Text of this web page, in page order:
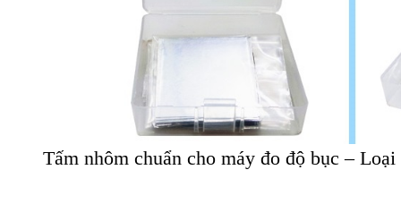
Tấm nhôm chuẩn cho máy đo độ bục –